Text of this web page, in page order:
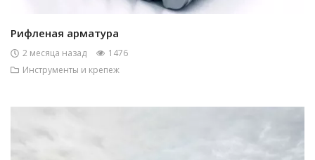
Рифленая арматура
2 месяца назад
1476
Инструменты и крепеж